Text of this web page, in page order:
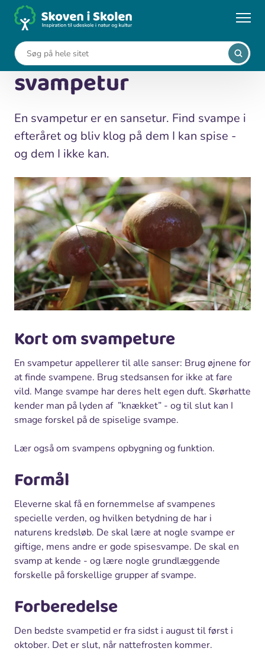
... Undervisningsforløb God gammeldags svampetur
God gammeldags
svampetur
En svampetur er en sansetur. Find svampe i
efteråret og bliv klog på dem I kan spise -
og dem I ikke kan.
Kort om svampeture
En svampetur appellerer til alle sanser: Brug øjnene for
at finde svampene. Brug stedsansen for ikke at fare
vild. Mange svampe har deres helt egen duft. Skørhatte
kender man på lyden af ”knækket” - og til slut kan I
smage forskel på de spiselige svampe.
Lær også om svampens opbygning og funktion.
Formål
Eleverne skal få en fornemmelse af svampenes
specielle verden, og hvilken betydning de har i
naturens kredsløb. De skal lære at nogle svampe er
giftige, mens andre er gode spisesvampe. De skal en
svamp at kende - og lære nogle grundlæggende
forskelle på forskellige grupper af svampe.
Forberedelse
Den bedste svampetid er fra sidst i august til først i
oktober. Det er slut, når nattefrosten kommer.